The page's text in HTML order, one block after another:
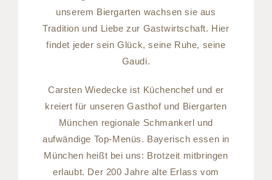
unserem Biergarten wachsen sie aus
Tradition und Liebe zur Gastwirtschaft. Hier
findet jeder sein Glück, seine Ruhe, seine
Gaudi.
Carsten Wiedecke ist Küchenchef und er
kreiert für unseren Gasthof und Biergarten
München regionale Schmankerl und
aufwändige Top-Menüs. Bayerisch essen in
München heißt bei uns: Brotzeit mitbringen
erlaubt. Der 200 Jahre alte Erlass vom